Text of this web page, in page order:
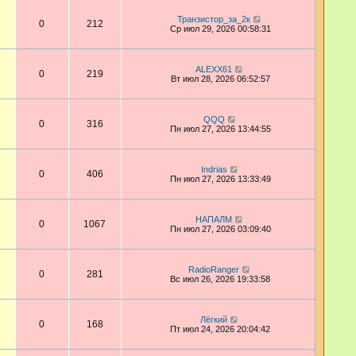
0 212
Транзистор_за_2к
Ср июл 29, 2026 00:58:31
0 219
ALEXX61
Вт июл 28, 2026 06:52:57
0 316
QQQ
Пн июл 27, 2026 13:44:55
0 406
Indrias
Пн июл 27, 2026 13:33:49
0 1067
НАПАЛМ
Пн июл 27, 2026 03:09:40
0 281
RadioRanger
Вс июл 26, 2026 19:33:58
0 168
Лёгкий
Пт июл 24, 2026 20:04:42